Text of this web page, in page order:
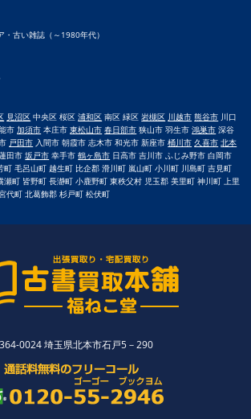
古い雑誌（～1980年代）
見沼区 中央区 桜区浦和区 南区 緑区岩槻区 川越市 熊谷市 川口
市加須市 本庄市東松山市 春日部市 狭山市 羽生市鴻巣市 深谷
戸田市 入間市 朝霞市 志木市 和光市 新座市桶川市 久喜市 北本
田市坂戸市 幸手市鶴ヶ島市 日高市 吉川市 ふじみ野市 白岡市
町 毛呂山町 越生町 比企郡 滑川町 嵐山町 小川町 川島町 吉見町
町 皆野町 長瀞町 小鹿野町 東秩父村 児玉郡 美里町 神川町 上里
代町 北葛飾郡 杉戸町 松伏町
0024 埼玉県北本市石戸5－290